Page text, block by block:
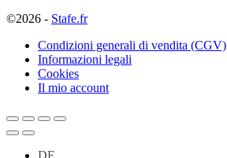
©2026 - Stafe.fr
Condizioni generali di vendita (CGV)
Informazioni legali
Cookies
Il mio account